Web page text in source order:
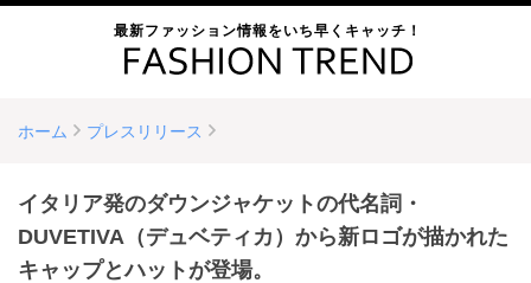
最新ファッション情報をいち早くキャッチ！
ホーム プレスリリース
イタリア発のダウンジャケットの代名詞・
DUVETIVA（デュベティカ）から新ロゴが描かれた
キャップとハットが登場。